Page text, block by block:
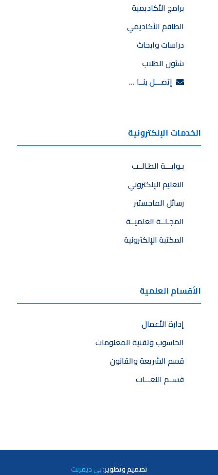
برامج الأكاديمية
الطاقم الأكاديمي
دراسات وابحاث
شئون الطلاب
إتصـــل بنــا …
الخدمات الإلكترونية
بـوابـــة الطـالــب
التعليم الإلكتروني
رسائل الماجستير
المجـلــة العلميــة
المكتبة الإلكترونية
الأقسام العلمية
إدارة الأعمال
الحاسوب وتقنية المعلومات
قسم الشريعة والقانون
قســم اللغـــات
تصميموتطوير:بي ديفرنت